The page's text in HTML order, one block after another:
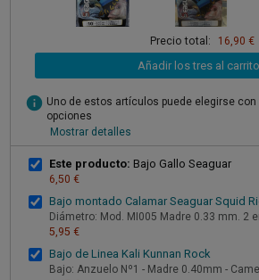
Precio total: 16,90 €
Añadir los tres al carrito
info Uno de estos artículos puede elegirse
opciones
Mostrar detalles
Este producto: Bajo Gallo Seaguar
6,50 €
Bajo montado Calamar Seaguar Squid
Diámetro: Mod. MI005 Madre 0.33 mm. 2
5,95 €
Bajo de Linea Kali Kunnan Rock
Bajo: Anzuelo Nº1 - Madre 0.40mm -